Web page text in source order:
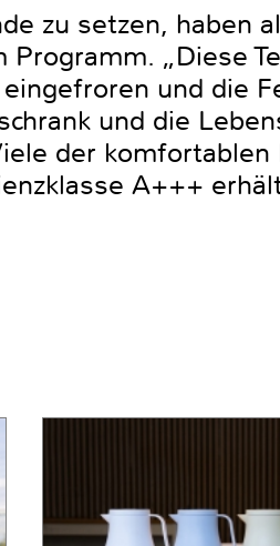
zu setzen, haben
„Diese
und die
und die
der
A+++